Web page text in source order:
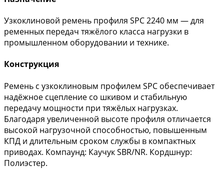
Узкоклиновой ремень профиля SPC 2240 мм — для
ременных передач тяжёлого класса нагрузки в
промышленном оборудовании и технике.
Конструкция
Ремень с узкоклиновым профилем SPC обеспечивает
надёжное сцепление со шкивом и стабильную
передачу мощности при тяжёлых нагрузках.
Благодаря увеличенной высоте профиля отличается
высокой нагрузочной способностью, повышенным
КПД и длительным сроком службы в компактных
приводах. Компаунд: Каучук SBR/NR. Кордшнур:
Полиэстер.